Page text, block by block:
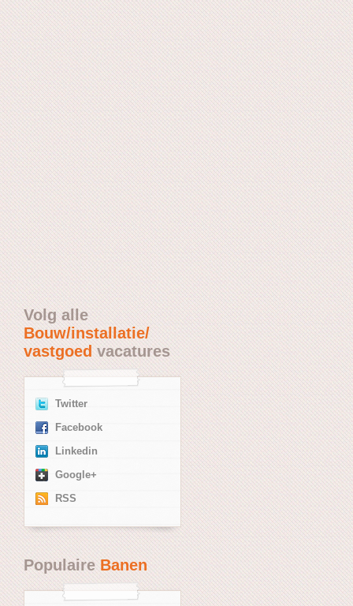
Volg alle
Bouw/installatie/
vastgoed vacatures
Twitter
Facebook
Linkedin
Google+
RSS
PopulaireBanen